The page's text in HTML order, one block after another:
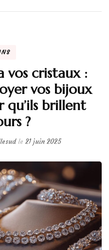
vos cristaux :
vos bijoux
qu’ils brillent
?
le 21 juin 2025